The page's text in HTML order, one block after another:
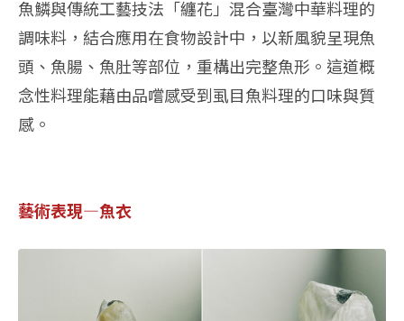
魚鱗與傳統工藝技法「纏花」混合臺灣中華料理的
調味料，結合應用在食物設計中，以新風貌呈現魚
頭、魚腸、魚肚等部位，重構出完整魚形。這道概
念性料理能藉由品嚐感受到虱目魚料理的口味與質
感。
藝術表現—魚衣